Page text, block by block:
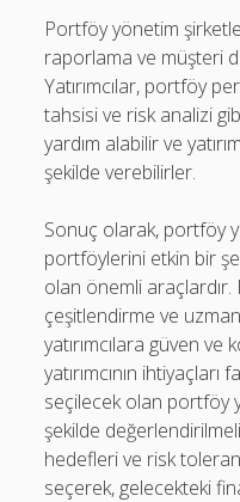
Portföy yönetim
raporlama ve müşteri
Yatırımcılar, portföy
tahsisi ve risk analizi
yardım alabilir ve
şekilde verebilirler.
Sonuç olarak, portföy
portföylerini etkin bir
olan önemli
çeşitlendirme ve
yatırımcılara güven ve
yatırımcının ihtiyaçları
seçilecek olan portföy
şekilde
hedefleri ve risk
seçerek, gelecekteki